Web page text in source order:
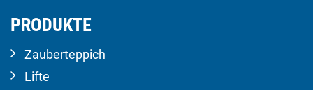
PRODUKTE
Zauberteppich
Lifte